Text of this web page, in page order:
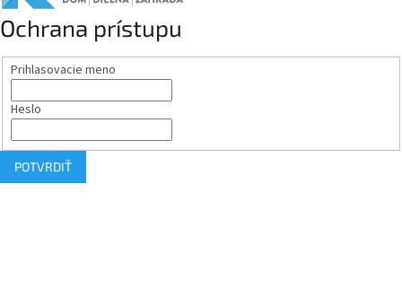
Ochrana prístupu
Prihlasovacie meno
Heslo
POTVRDIŤ